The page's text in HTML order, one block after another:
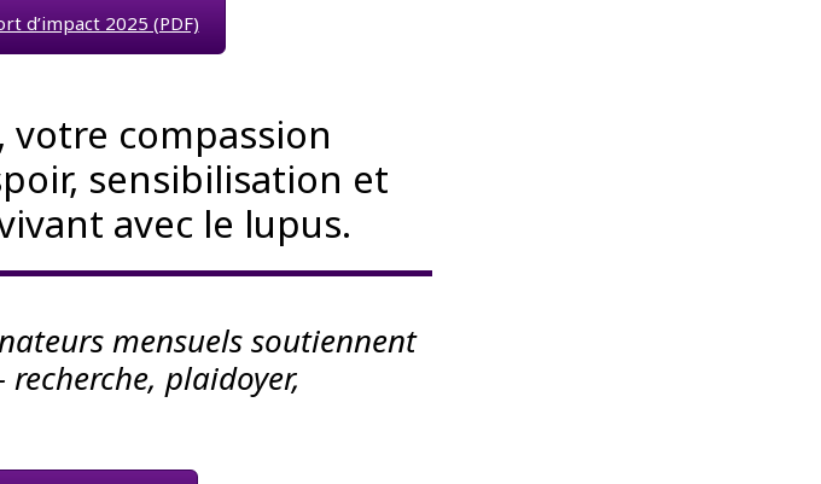
d’impact 2025 (PDF)
votre compassion
sensibilisation et
avec le lupus.
mensuels soutiennent
plaidoyer,